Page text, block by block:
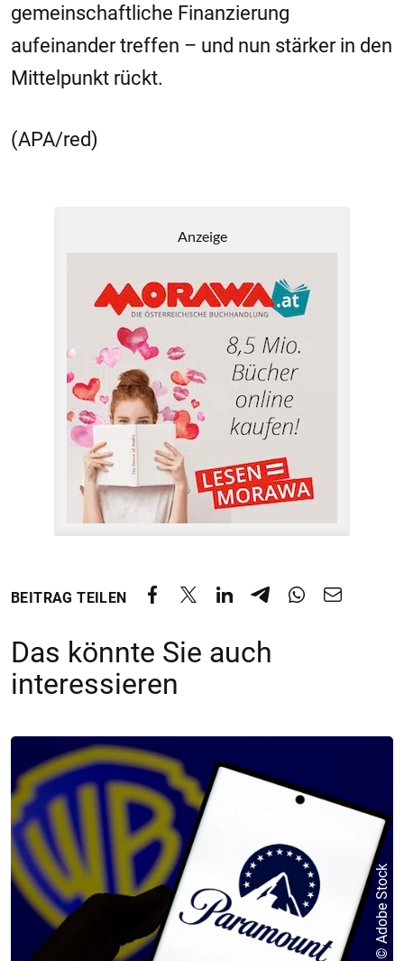
gemeinschaftliche Finanzierung
aufeinander treffen – und nun stärker in den
Mittelpunkt rückt.
(APA/red)
Anzeige
BEITRAG TEILEN
Das könnte Sie auch
interessieren
© Adobe Stock